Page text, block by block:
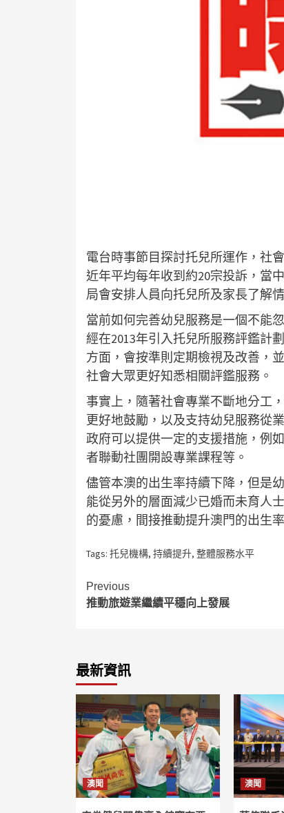
電台時事節目探討托兒所運作，社
近年平均每年收到約20宗投訴，當
局會安排人員向托兒所及家長了解
當前如何完善幼兒服務是一個不能
經在2013年引入托兒所服務評鑑計
方面，會按準則定期檢視及改善，
社會大眾更好知悉相關評鑑服務。
事實上，隨著社會專業不斷地分工
更好地鼓勵，以及支持幼兒服務從
政府可以提供一定的支援措施，例
者聯動社團開設專業課程等。
儘管本澳的出生率持續下降，但是
能從另外的層面減少已婚而未育人
的憂慮，間接推動提升澳門的出生率
Tags: 托兒機構, 持續提升, 整體服務水平
Continue
Reading
Previous
推動旅遊業繼續平穩向上發展
最新資訊
澳聞 澳聞